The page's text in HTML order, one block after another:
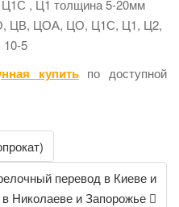
, Ц1 толщина 5-20мм
ЦВ, ЦОА, ЦО, Ц1С, Ц1, Ц2,
5
купитьпо доступной
перевод в Киеве и
Николаеве и Запорожье